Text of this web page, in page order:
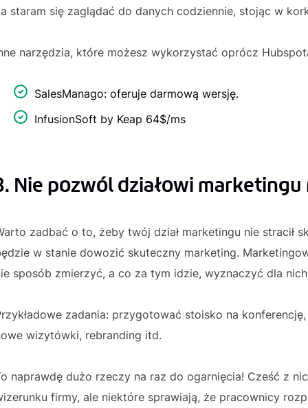
staram się zaglądać do danych codziennie, stojąc w
narzędzia, które możesz wykorzystać oprócz
SalesManago: oferuje darmową wersję.
InfusionSoft by Keap 64$/ms
Nie pozwól działowi
zadbać o to, żeby twój dział marketingu nie stracił
w stanie dowozić skuteczny marketing.
sposób zmierzyć, a co za tym idzie, wyznaczyć dla nich
zadania: przygotować stoisko na
wizytówki, rebranding itd.
naprawdę dużo rzeczy na raz do ogarnięcia! Cześć z
firmy, ale niektóre sprawiają, że pracownicy